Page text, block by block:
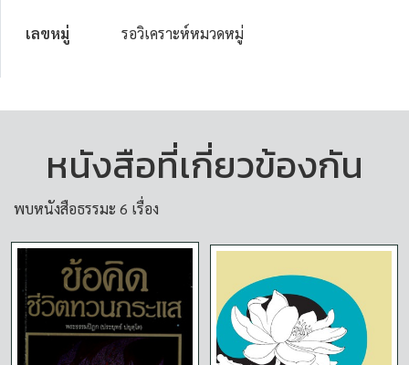
เลขหมู่ รอวิเคราะห์หมวดหมู่
หนังสือที่เกี่ยวข้องกัน
พบหนังสือธรรมะ 6 เรื่อง